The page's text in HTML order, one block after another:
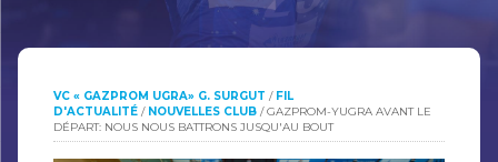
VC « GAZPROM UGRA» G. SURGUT / FIL
D'ACTUALITÉ / NOUVELLES CLUB /GAZPROM-YUGRA AVANT LE
DÉPART: NOUS NOUS BATTRONS JUSQU'AU BOUT